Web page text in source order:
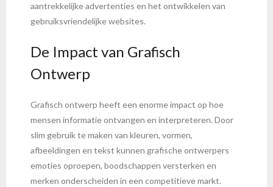
aantrekkelijke advertenties en het ontwikkelen van
gebruiksvriendelijke websites.
De Impact van Grafisch
Ontwerp
Grafisch ontwerp heeft een enorme impact op hoe
mensen informatie ontvangen en interpreteren. Door
slim gebruik te maken van kleuren, vormen,
afbeeldingen en tekst kunnen grafische ontwerpers
emoties oproepen, boodschappen versterken en
merken onderscheiden in een competitieve markt.